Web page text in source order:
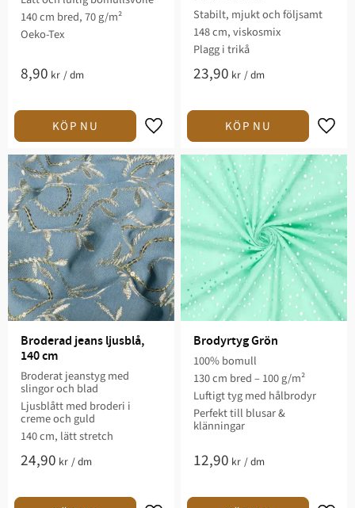
140 cm bred, 70 g/m²
Oeko-Tex
8,90 kr /dm
Lägg till i favoriter
Stabilt, mjukt och följsamt
148 cm, viskosmix
Plagg i trikå
23,90 kr /dm
Broderad jeans ljusblå,
140 cm
Broderat jeanstyg med
slingor och blad
Ljusblått med broderi i
creme och guld
140 cm, lätt stretch
24,90 kr /dm
Brodyrtyg Grön
100% bomull
130 cm bred – 100 g/m²
Luftigt tyg med hålbrodyr
Perfekt till blusar &
klänningar
12,90 kr /dm